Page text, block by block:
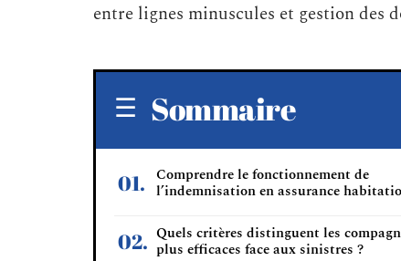
entre lignes minuscules et gestion des
Sommaire
Comprendre le fonctionnement de
l’indemnisation en assurance
Quels critères distinguent les
plus efficaces face aux sinistres ?